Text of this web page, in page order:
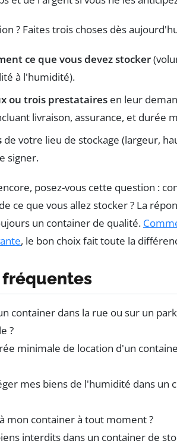
? Faites trois choses dès
ce que vous devez stocker
à l'humidité).
ou trois prestataires en leur
livraison, assurance, et durée
de votre lieu de stockage (largeur,
signer.
posez-vous cette question :
ce que vous allez stocker ? La
un container de qualité.
, le bon choix fait toute la
container dans la rue ou sur un
?
minimale de location d'un
mes biens de l'humidité dans un
mon container à tout moment ?
interdits dans un container de